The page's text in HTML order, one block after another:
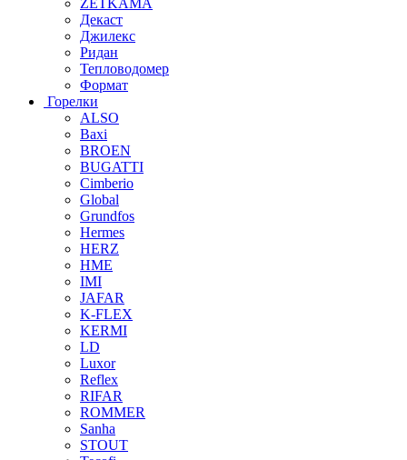
Декаст
Джилекс
Ридан
Тепловодомер
Формат
Горелки
ALSO
Baxi
BROEN
BUGATTI
Cimberio
Global
Grundfos
Hermes
HERZ
HME
IMI
JAFAR
K-FLEX
KERMI
LD
Luxor
Reflex
RIFAR
ROMMER
Sanha
STOUT